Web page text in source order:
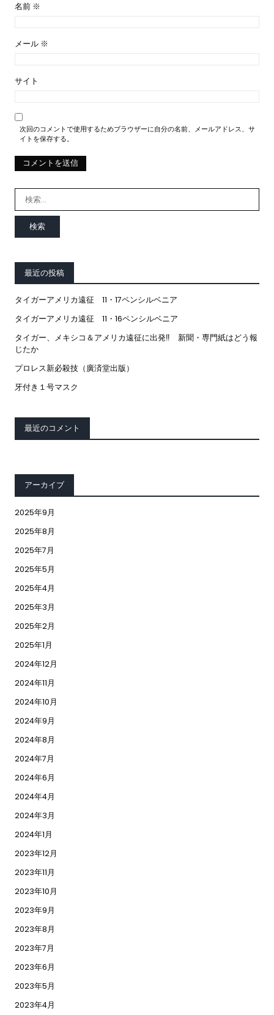
名前 ※
メール ※
サイト
次回のコメントで使用するためブラウザーに自分の名前、メールアドレス、サ
イトを保存する。
最近の投稿
タイガーアメリカ遠征 11・17ペンシルベニア
タイガーアメリカ遠征 11・16ペンシルベニア
タイガー、メキシコ＆アメリカ遠征に出発‼ 新聞・専門紙はどう報
じたか
プロレス新必殺技（廣済堂出版）
牙付き１号マスク
最近のコメント
アーカイブ
2025年9月
2025年8月
2025年7月
2025年5月
2025年4月
2025年3月
2025年2月
2025年1月
2024年12月
2024年11月
2024年10月
2024年9月
2024年8月
2024年7月
2024年6月
2024年4月
2024年3月
2024年1月
2023年12月
2023年11月
2023年10月
2023年9月
2023年8月
2023年7月
2023年6月
2023年5月
2023年4月